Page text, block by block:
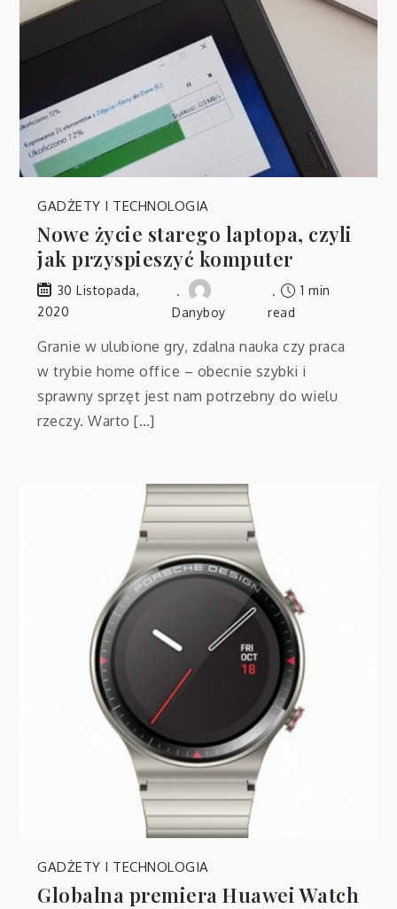
GADŻETY I TECHNOLOGIA
Nowe życie starego laptopa, czyli
jak przyspieszyć komputer
30 Listopada,
2020
Danyboy
1 min
read
Granie w ulubione gry, zdalna nauka czy praca
w trybie home office – obecnie szybki i
sprawny sprzęt jest nam potrzebny do wielu
rzeczy. Warto […]
GADŻETY I TECHNOLOGIA
Globalna premiera Huawei Watch